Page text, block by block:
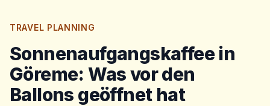
TRAVEL PLANNING
Sonnenaufgangskaffee in
Göreme: Was vor den
Ballons geöffnet hat